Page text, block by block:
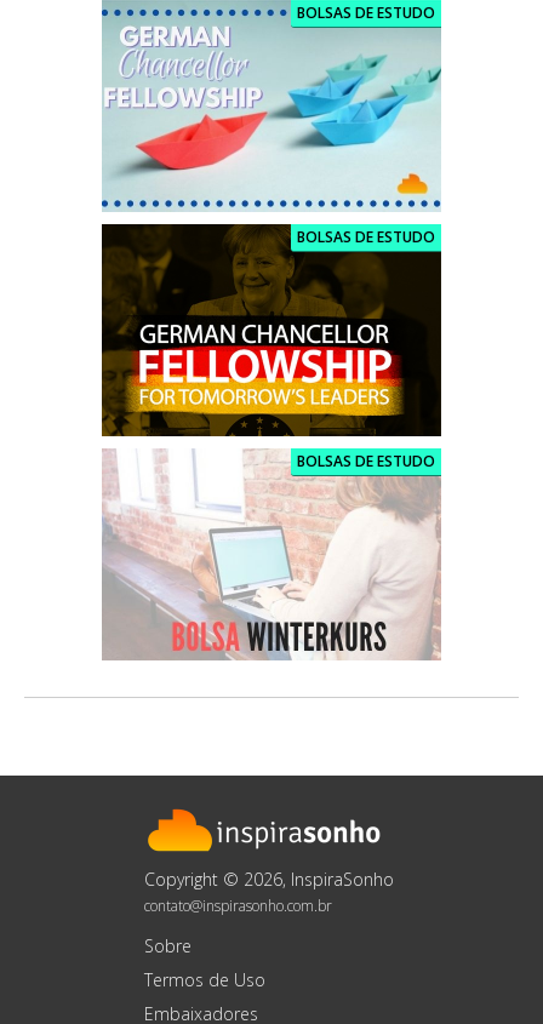
BOLSAS DE ESTUDO
BOLSAS DE ESTUDO
BOLSAS DE ESTUDO
Copyright © 2026, InspiraSonho
contato@inspirasonho.com.br
Sobre
Termos de Uso
Embaixadores